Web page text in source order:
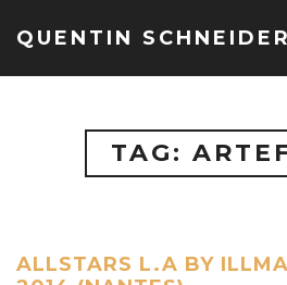
QUENTIN SCHNEIDER
TAG:
ALLSTARS L.A BY